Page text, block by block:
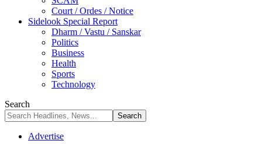
Court / Ordes / Notice
Sidelook Special Report
Dharm / Vastu / Sanskar
Politics
Business
Health
Sports
Technology
Search
Advertise